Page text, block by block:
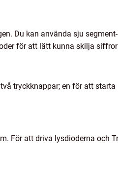
Du kan använda sju
för att lätt kunna skilja
tryckknappar; en för att
För att driva lysdioderna och